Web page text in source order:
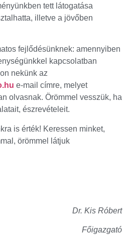
tett látogatása
illetve a jövőben
fejlődésünknek: amennyiben
kapcsolatban
nekünk az
e-mail címre, melyet
olvasnak. Örömmel vesszük, ha
észrevételeit.
is érték! Keressen minket,
örömmel látjuk
Dr. Kis Róbert
Főigazgató